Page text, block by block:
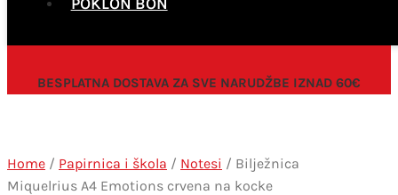
BESPLATNA DOSTAVA ZA SVE NARUDŽBE IZNAD 60€
Home / Papirnica i škola / Notesi / Bilježnica
Miquelrius A4 Emotions crvena na kocke